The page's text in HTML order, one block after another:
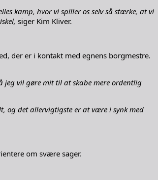
kamp, hvor vi spiller os selv så stærke, at vi
siger Kim Kliver.
der er i kontakt med egnens borgmestre.
jeg vil gøre mit til at skabe mere ordentlig
og det allervigtigste er at være i synk med
om svære sager.